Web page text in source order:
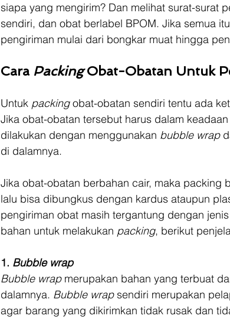
siapa yang mengirim? Dan melihat surat-surat
sendiri, dan obat berlabel BPOM. Jika semua
pengiriman mulai dari bongkar muat hingga
Cara Packing Obat-Obatan Untuk
Untuk packing obat-obatan sendiri tentu ada
Jika obat-obatan tersebut harus dalam
dilakukan dengan menggunakan bubble wrap
di dalamnya.
Jika obat-obatan berbahan cair, maka packing
lalu bisa dibungkus dengan kardus ataupun
pengiriman obat masih tergantung dengan
bahan untuk melakukan packing, berikut
1. Bubble wrap
Bubble wrap merupakan bahan yang terbuat
dalamnya. Bubble wrap sendiri merupakan
agar barang yang dikirimkan tidak rusak dan